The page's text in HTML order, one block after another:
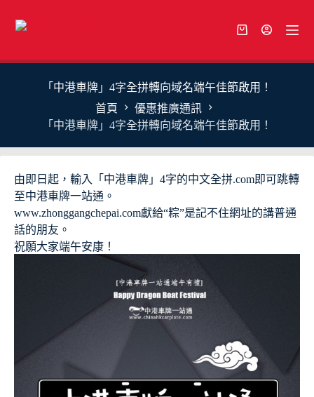
要
購
「中港車牌」4字全拼轉向域名端午佳節啟用！
首頁
優惠推廣通訊
「中港車牌」4字全拼轉向域名端午佳節啟用！
由即日起，輸入「中港車牌」4字的中文全拼.com即可跳轉
至中港車牌一站通。
www.zhonggangchepai.com獻給“粽”是記不住網址的講普通
話的朋友。
祝願大家端午安康！